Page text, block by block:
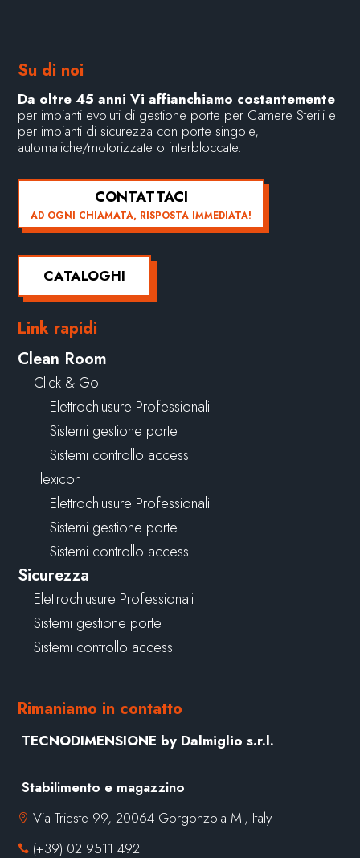
Su di noi
Da oltre 45 anni Vi affianchiamo costantemente
per impianti evoluti di gestione porte per Camere Sterili e
per impianti di sicurezza con porte singole,
automatiche/motorizzate o interbloccate.
CONTATTACI
AD OGNI CHIAMATA, RISPOSTA IMMEDIATA!
CATALOGHI
Link rapidi
Clean Room
Click & Go
Elettrochiusure Professionali
Sistemi gestione porte
Sistemi controllo accessi
Flexicon
Elettrochiusure Professionali
Sistemi gestione porte
Sistemi controllo accessi
Sicurezza
Elettrochiusure Professionali
Sistemi gestione porte
Sistemi controllo accessi
Rimaniamo in contatto
TECNODIMENSIONE by Dalmiglio s.r.l.
Stabilimento e magazzino
 Via Trieste 99, 20064 Gorgonzola MI, Italy
 (+39) 02 9511 492